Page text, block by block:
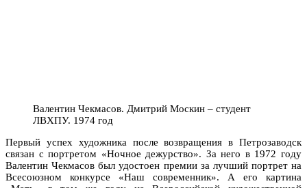
Валентин Чекмасов. Дмитрий Москин – студент
ЛВХПУ. 1974 год
Первый успех художника после возвращения в Петрозаводск
связан с портретом «Ночное дежурство». За него в 1972 году
Валентин Чекмасов был удостоен премии за лучший портрет на
Всесоюзном конкурсе «Наш современник». А его картина